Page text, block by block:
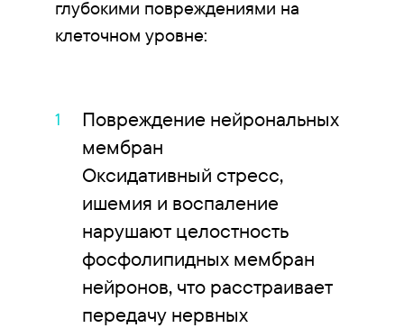
глубокими повреждениями на
клеточном уровне:
Повреждение нейрональных
мембран
Оксидативный стресс,
ишемия и воспаление
нарушают целостность
фосфолипидных мембран
нейронов, что расстраивает
передачу нервных